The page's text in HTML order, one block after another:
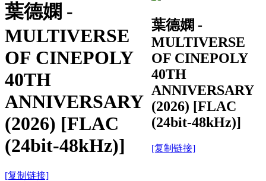
葉德嫻 -
MULTIVERSE
OF CINEPOLY
40TH
ANNIVERSARY
(2026) [FLAC
(24bit-48kHz)]
[复制链接]
葉德嫻 -
MULTIVERSE
OF CINEPOLY
40TH
ANNIVERSARY
(2026) [FLAC
(24bit-48kHz)]
[复制链接]